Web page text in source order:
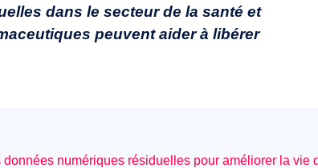
dans le secteur de la santé et
peuvent aider à libérer
numériques résiduelles pour améliorer la vie